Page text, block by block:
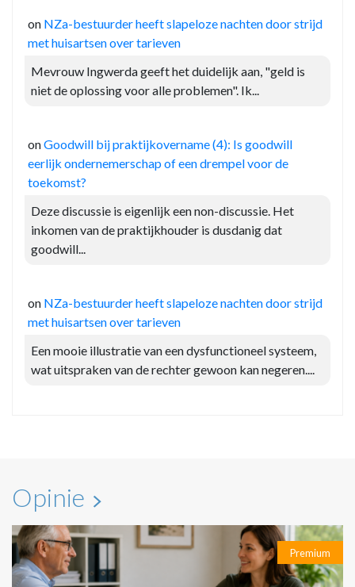
on NZa-bestuurder heeft slapeloze nachten door strijd
met huisartsen over tarieven
Mevrouw Ingwerda geeft het duidelijk aan, "geld is
niet de oplossing voor alle problemen". Ik...
onGoodwill bij praktijkovername (4): Is goodwill
eerlijk ondernemerschap of een drempel voor de
toekomst?
Deze discussie is eigenlijk een non-discussie. Het
inkomen van de praktijkhouder is dusdanig dat
goodwill...
on NZa-bestuurder heeft slapeloze nachten door strijd
met huisartsen over tarieven
Een mooie illustratie van een dysfunctioneel systeem,
wat uitspraken van de rechter gewoon kan negeren....
Opinie
Premium